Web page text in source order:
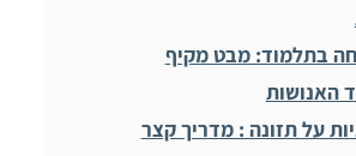
בתלמוד: מבט מקיף
האנושות
על תזונה : מדריך קצר